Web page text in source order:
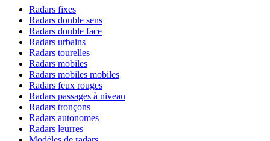
Radars fixes
Radars double sens
Radars double face
Radars urbains
Radars tourelles
Radars mobiles
Radars mobiles mobiles
Radars feux rouges
Radars passages à niveau
Radars tronçons
Radars autonomes
Radars leurres